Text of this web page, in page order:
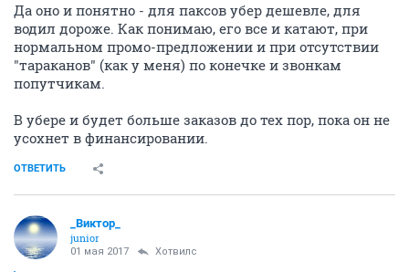
Да оно и понятно - для паксов убер дешевле, для
водил дороже. Как понимаю, его все и катают, при
нормальном промо-предложении и при отсутствии
"тараканов" (как у меня) по конечке и звонкам
попутчикам.
В убере и будет больше заказов до тех пор, пока он не
усохнет в финансировании.
ОТВЕТИТЬ
_Виктор_
juniоr
01 мая 2017 Хотвилс